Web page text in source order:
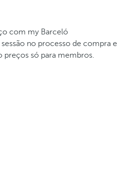
com my Barceló
no processo de compra e
preços só para membros.